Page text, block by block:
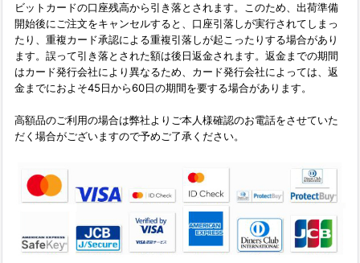
ビットカードの口座残高から引き落とされます。このため、出荷準備
開始後にご注文をキャンセルすると、口座引落しが実行されてしまっ
たり、重複カード承認による重複引落しが起こったりする場合があり
ます。誤って引き落とされた額は後日返金されます。返金までの期間
はカード発行会社により異なるため、カード発行会社によっては、返
金までにおよそ45日から60日の期間を要する場合があります。
高額品のご利用の場合は弊社よりご本人様確認のお電話をさせていた
だく場合がございますので予めご了承ください。